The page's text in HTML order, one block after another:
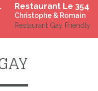
Deep Tissu Restaurant Le 354
Christophe & Romain
Restaurant Gay Friendly